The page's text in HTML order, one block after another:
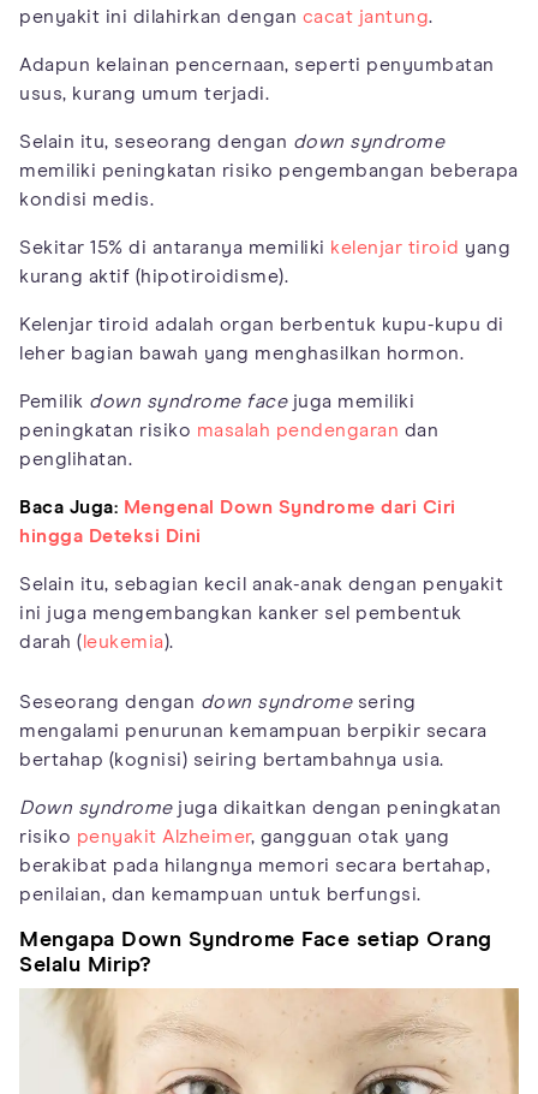
penyakit ini dilahirkan dengan cacat jantung.
Adapun kelainan pencernaan, seperti penyumbatan
usus, kurang umum terjadi.
Selain itu, seseorang dengan down syndrome
memiliki peningkatan risiko pengembangan beberapa
kondisi medis.
Sekitar 15% di antaranya memiliki kelenjar tiroid yang
kurang aktif (hipotiroidisme).
Kelenjar tiroid adalah organ berbentuk kupu-kupu di
leher bagian bawah yang menghasilkan hormon.
Pemilik down syndrome facejuga memiliki
peningkatan risiko masalah pendengaran dan
penglihatan.
Baca Juga: Mengenal Down Syndrome dari Ciri
hingga Deteksi Dini
Selain itu, sebagian kecil anak-anak dengan penyakit
ini juga mengembangkan kanker sel pembentuk
darah ( leukemia).
Seseorang dengan down syndromesering
mengalami penurunan kemampuan berpikir secara
bertahap (kognisi) seiring bertambahnya usia.
Down syndromejuga dikaitkan dengan peningkatan
risiko penyakit Alzheimer, gangguan otak yang
berakibat pada hilangnya memori secara bertahap,
penilaian, dan kemampuan untuk berfungsi.
Mengapa Down Syndrome Face setiap Orang
Selalu Mirip?